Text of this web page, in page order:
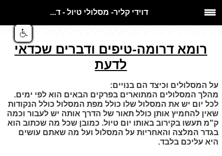
דוידי קליר- מסלולי טיול - ד...
רומא דרומה-טיפים ודברים שכדאי
לדעת
​על המסלולים וכיצד הם בנויים:
מהלך המסלולים המתוארים בפרקים הבאים הוא לפי ימים.
לכל יום יש את המסלול שלו כולל מפת המסלול כולל הנקודות
שאין להחמיץ אותן כולל תאור של הדרך אותה יש לעבור וכמה
ק"מ תעשו בקירוב באותו יום טיול. כמובן שכל מה שכתוב הוא
בגדר המלצה והאחריות על המסלול ועל מה שאתם עושים
היא עליכם בלבד.